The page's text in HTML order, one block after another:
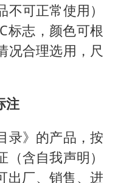
可正常使用）
标志，颜色可根
况合理选用，尺
注
录》的产品，按
含自我声明）
出厂、销售、进